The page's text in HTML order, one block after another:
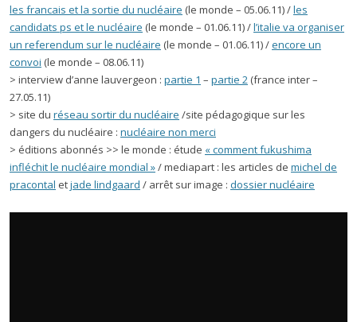
les francais et la sortie du nucléaire (le monde – 05.06.11) /les
candidats ps et le nucléaire (le monde – 01.06.11) /l’italie va organiser
un referendum sur le nucléaire (le monde – 01.06.11) /encore un
convoi (le monde – 08.06.11)
> interview d’anne lauvergeon : partie 1 – partie 2 (france inter –
27.05.11)
> site du réseau sortir du nucléaire /site pédagogique sur les
dangers du nucléaire : nucléaire non merci
> éditions abonnés >> le monde : étude « comment fukushima
infléchit le nucléaire mondial »/ mediapart : les articles de michel de
pracontal etjade lindgaard / arrêt sur image : dossier nucléaire